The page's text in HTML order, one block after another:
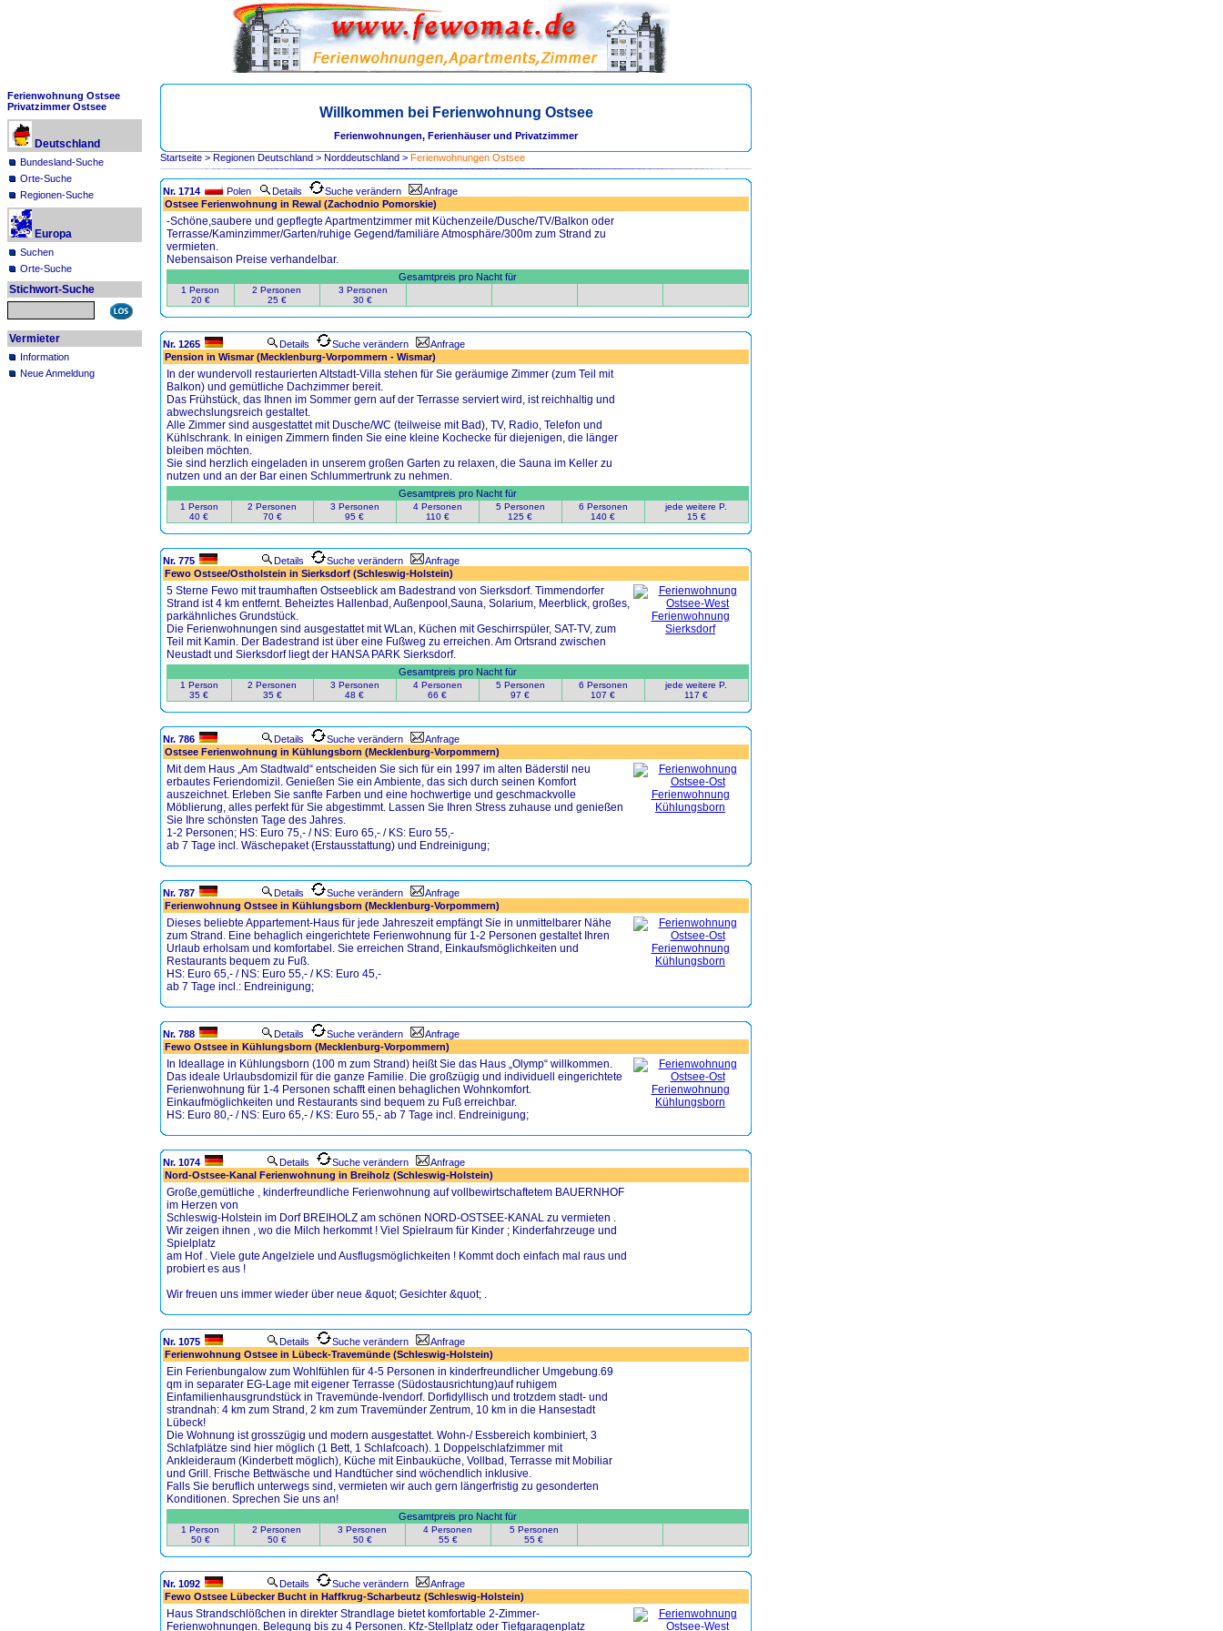
Ferienwohnung Ostsee
Privatzimmer Ostsee
Deutschland
Bundesland-Suche
Orte-Suche
Regionen-Suche
Europa
Suchen
Orte-Suche
Stichwort-Suche
Vermieter
Information
Neue Anmeldung
Willkommen bei Ferienwohnung Ostsee
Ferienwohnungen, Ferienhäuser und Privatzimmer
Startseite > Regionen Deutschland > Norddeutschland > Ferienwohnungen Ostsee
Nr. 1714 Polen Details Suche verändern
Anfrage
Ostsee Ferienwohnung in Rewal (Zachodnio Pomorskie)
-Schöne,saubere und gepflegte Apartmentzimmer mit Küchenzeile/Dusche/TV/Balkon oder
Terrasse/Kaminzimmer/Garten/ruhige Gegend/familiäre Atmosphäre/300m zum Strand zu
vermieten.
Nebensaison Preise verhandelbar.
Gesamtpreis pro Nacht für
1 Person
20 €
2 Personen
25 €
3 Personen
30 €
Nr. 1265 Details Suche verändern
Anfrage
Pension in Wismar (Mecklenburg-Vorpommern - Wismar)
In der wundervoll restaurierten Altstadt-Villa stehen für Sie geräumige Zimmer (zum Teil mit
Balkon) und gemütliche Dachzimmer bereit.
Das Frühstück, das Ihnen im Sommer gern auf der Terrasse serviert wird, ist reichhaltig und
abwechslungsreich gestaltet.
Alle Zimmer sind ausgestattet mit Dusche/WC (teilweise mit Bad), TV, Radio, Telefon und
Kühlschrank. In einigen Zimmern finden Sie eine kleine Kochecke für diejenigen, die länger
bleiben möchten.
Sie sind herzlich eingeladen in unserem großen Garten zu relaxen, die Sauna im Keller zu
nutzen und an der Bar einen Schlummertrunk zu nehmen.
Gesamtpreis pro Nacht für
1 Person
40 €
2 Personen
70 €
3 Personen
95 €
4 Personen
110 €
5 Personen
125 €
6 Personen
140 €
jede weitere P.
15 €
Nr. 775 Details Suche verändern
Anfrage
Fewo Ostsee/Ostholstein in Sierksdorf (Schleswig-Holstein)
5 Sterne Fewo mit traumhaften Ostseeblick am Badestrand von Sierksdorf. Timmendorfer
Strand ist 4 km entfernt. Beheiztes Hallenbad, Außenpool,Sauna, Solarium, Meerblick, großes,
parkähnliches Grundstück.
Die Ferienwohnungen sind ausgestattet mit WLan, Küchen mit Geschirrspüler, SAT-TV, zum
Teil mit Kamin. Der Badestrand ist über eine Fußweg zu erreichen. Am Ortsrand zwischen
Neustadt und Sierksdorf liegt der HANSA PARK Sierksdorf.
Gesamtpreis pro Nacht für
1 Person
35 €
2 Personen
35 €
3 Personen
48 €
4 Personen
66 €
5 Personen
97 €
6 Personen
107 €
jede weitere P.
117 €
Nr. 786 Details Suche verändern
Anfrage
Ostsee Ferienwohnung in Kühlungsborn (Mecklenburg-Vorpommern)
Mit dem Haus „Am Stadtwald“ entscheiden Sie sich für ein 1997 im alten Bäderstil neu
erbautes Feriendomizil. Genießen Sie ein Ambiente, das sich durch seinen Komfort
auszeichnet. Erleben Sie sanfte Farben und eine hochwertige und geschmackvolle
Möblierung, alles perfekt für Sie abgestimmt. Lassen Sie Ihren Stress zuhause und genießen
Sie Ihre schönsten Tage des Jahres.
1-2 Personen; HS: Euro 75,- / NS: Euro 65,- / KS: Euro 55,-
ab 7 Tage incl. Wäschepaket (Erstausstattung) und Endreinigung;
Nr. 787 Details Suche verändern
Anfrage
Ferienwohnung Ostsee in Kühlungsborn (Mecklenburg-Vorpommern)
Dieses beliebte Appartement-Haus für jede Jahreszeit empfängt Sie in unmittelbarer Nähe
zum Strand. Eine behaglich eingerichtete Ferienwohnung für 1-2 Personen gestaltet Ihren
Urlaub erholsam und komfortabel. Sie erreichen Strand, Einkaufsmöglichkeiten und
Restaurants bequem zu Fuß.
HS: Euro 65,- / NS: Euro 55,- / KS: Euro 45,-
ab 7 Tage incl.: Endreinigung;
Nr. 788 Details Suche verändern
Anfrage
Fewo Ostsee in Kühlungsborn (Mecklenburg-Vorpommern)
In Ideallage in Kühlungsborn (100 m zum Strand) heißt Sie das Haus „Olymp“ willkommen.
Das ideale Urlaubsdomizil für die ganze Familie. Die großzügig und individuell eingerichtete
Ferienwohnung für 1-4 Personen schafft einen behaglichen Wohnkomfort.
Einkaufmöglichkeiten und Restaurants sind bequem zu Fuß erreichbar.
HS: Euro 80,- / NS: Euro 65,- / KS: Euro 55,- ab 7 Tage incl. Endreinigung;
Nr. 1074 Details Suche verändern
Anfrage
Nord-Ostsee-Kanal Ferienwohnung in Breiholz (Schleswig-Holstein)
Große,gemütliche , kinderfreundliche Ferienwohnung auf vollbewirtschaftetem BAUERNHOF
im Herzen von
Schleswig-Holstein im Dorf BREIHOLZ am schönen NORD-OSTSEE-KANAL zu vermieten .
Wir zeigen ihnen , wo die Milch herkommt ! Viel Spielraum für Kinder ; Kinderfahrzeuge und
Spielplatz
am Hof . Viele gute Angelziele und Ausflugsmöglichkeiten ! Kommt doch einfach mal raus und
probiert es aus !
Wir freuen uns immer wieder über neue &quot; Gesichter &quot; .
Nr. 1075 Details Suche verändern
Anfrage
Ferienwohnung Ostsee in Lübeck-Travemünde (Schleswig-Holstein)
Ein Ferienbungalow zum Wohlfühlen für 4-5 Personen in kinderfreundlicher Umgebung.69
qm in separater EG-Lage mit eigener Terrasse (Südostausrichtung)auf ruhigem
Einfamilienhausgrundstück in Travemünde-Ivendorf. Dorfidyllisch und trotzdem stadt- und
strandnah: 4 km zum Strand, 2 km zum Travemünder Zentrum, 10 km in die Hansestadt
Lübeck!
Die Wohnung ist grosszügig und modern ausgestattet. Wohn-/ Essbereich kombiniert, 3
Schlafplätze sind hier möglich (1 Bett, 1 Schlafcoach). 1 Doppelschlafzimmer mit
Ankleideraum (Kinderbett möglich), Küche mit Einbauküche, Vollbad, Terrasse mit Mobiliar
und Grill. Frische Bettwäsche und Handtücher sind wöchendlich inklusive.
Falls Sie beruflich unterwegs sind, vermieten wir auch gern längerfristig zu gesonderten
Konditionen. Sprechen Sie uns an!
Gesamtpreis pro Nacht für
1 Person
50 €
2 Personen
50 €
3 Personen
50 €
4 Personen
55 €
5 Personen
55 €
Nr. 1092 Details Suche verändern
Anfrage
Fewo Ostsee Lübecker Bucht in Haffkrug-Scharbeutz (Schleswig-Holstein)
Haus Strandschlößchen in direkter Strandlage bietet komfortable 2-Zimmer-
Ferienwohnungen. Belegung bis zu 4 Personen. Kfz-Stellplatz oder Tiefgaragenplatz